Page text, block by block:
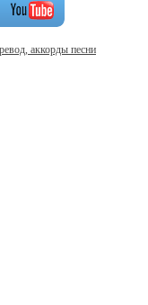
аккорды песни